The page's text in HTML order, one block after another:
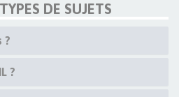
DE SUJETS
?
?